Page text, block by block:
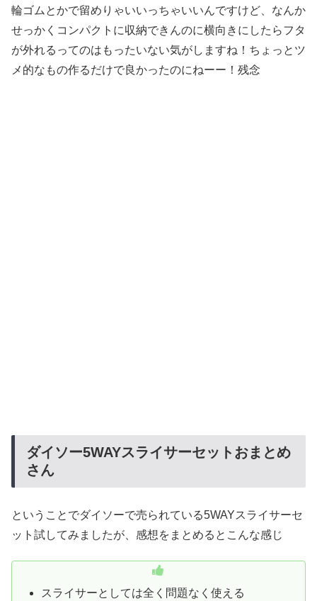
輪ゴムとかで留めりゃいいっちゃいいんですけど、なんか
せっかくコンパクトに収納できんのに横向きにしたらフタ
が外れるってのはもったいない気がしますね！ちょっとツ
メ的なもの作るだけで良かったのにねーー！残念
ダイソー5WAYスライサーセットおまとめ
さん
ということでダイソーで売られている5WAYスライサーセ
ット試してみましたが、感想をまとめるとこんな感じ
スライサーとしては全く問題なく使える